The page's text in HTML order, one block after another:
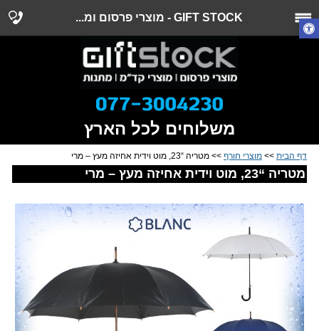
GIFT STOCK - מוצרי פרסום ומ...
משלוחים לכל הארץ
דף הבית >> מוצרי חורף >> מטריה “23, מוט וידית אחיזה מעץ – מרי
מטריה “23, מוט וידית אחיזה מעץ – מרי